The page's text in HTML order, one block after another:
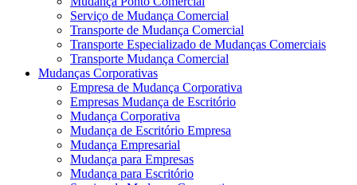
Serviço de Mudança Comercial
Transporte de Mudança Comercial
Transporte Especializado de Mudanças Comerciais
Transporte Mudança Comercial
Mudanças Corporativas
Empresa de Mudança Corporativa
Empresas Mudança de Escritório
Mudança Corporativa
Mudança de Escritório Empresa
Mudança Empresarial
Mudança para Empresas
Mudança para Escritório